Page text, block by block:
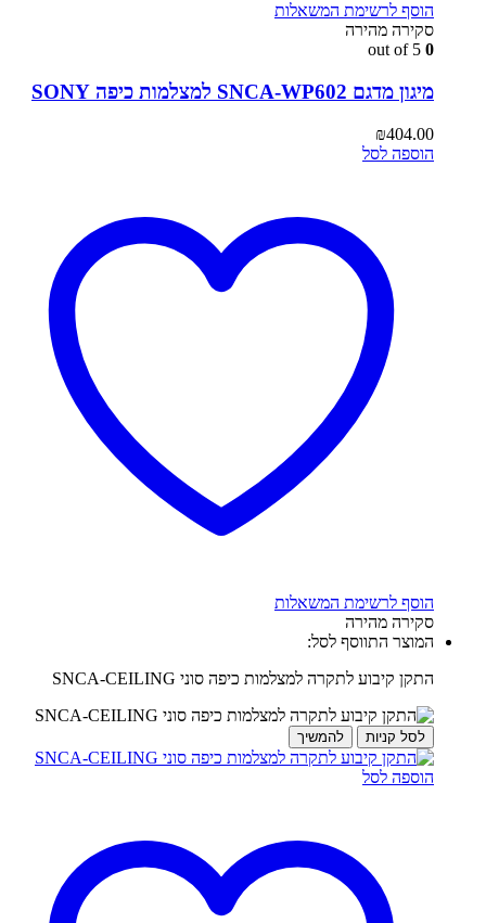
הוסף לרשימת המשאלות
סקירה מהירה
0
מיגון מדגם SNCA-WP602 למצלמות כיפה SONY
₪404.00
הוספה לסל
הוסף לרשימת המשאלות
סקירה מהירה
המוצר התווסף לסל:
התקן קיבוע לתקרה למצלמות כיפה סוני SNCA-CEILING
לסל קניות להמשיך
הוספה לסל